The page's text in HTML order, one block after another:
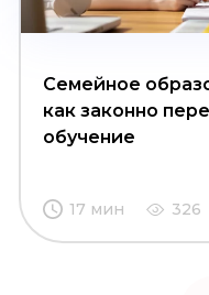
Семейное
как законно
обучение
17 мин 326